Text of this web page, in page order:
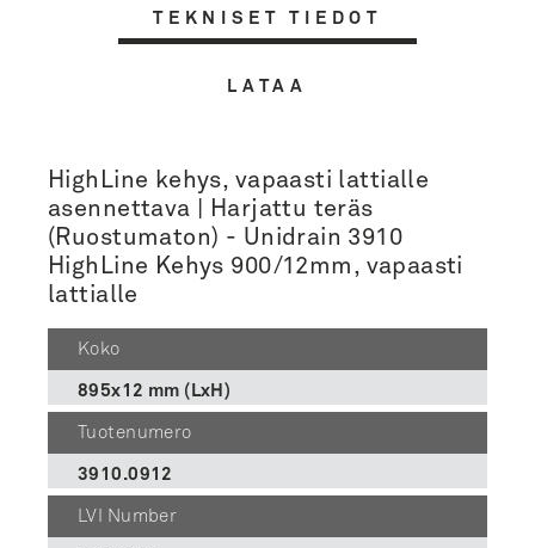
TEKNISET TIEDOT
LATAA
HighLine kehys, vapaasti lattialle
asennettava | Harjattu teräs
(Ruostumaton) - Unidrain 3910
HighLine Kehys 900/12mm, vapaasti
lattialle
Koko
895x12 mm (LxH)
Tuotenumero
3910.0912
LVI Number